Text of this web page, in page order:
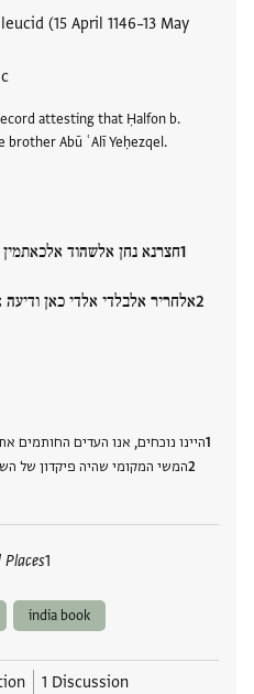
(15 April 1146–13 May
Abū ʿAlī Yeḥezqel.
חצרנא נחן אלשהוד
אלחריר אלבלדי אלדי כאן
היינו נוכחים, אנו העדים החותמים
המשי המקומי שהיה פיקדון של
Places1
india book
1 Discussion